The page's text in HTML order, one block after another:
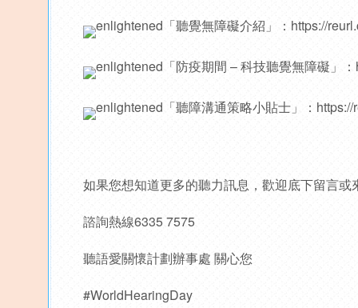
「聽覺無障礙介紹」： https://
「防疫期間 – 科技聽覺無障礙」：
「聽障溝通策略小貼士」：
如果您想知道更多的聽力訊息，歡迎底下留言或
諮詢熱線6335 7575
聽語愛關懷計劃辦事處 關心您
#WorldHearingDay